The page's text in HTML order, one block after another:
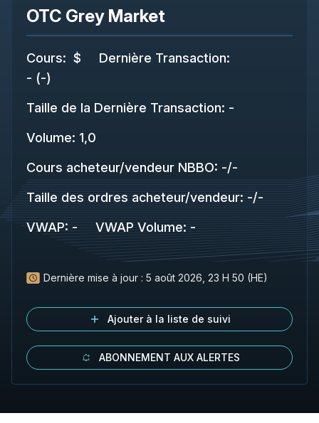
OTC Grey Market
Cours: $
- (-)
Dernière Transaction:
Taille de la Dernière Transaction: -
Volume: 1,0
Cours acheteur/vendeur NBBO: -/-
Taille des ordres acheteur/vendeur: -/-
VWAP: - VWAP Volume: -
Dernière mise à jour : 5 août 2026, 23 H 50 (HE)
Ajouter à la liste de suivi
ABONNEMENT AUX ALERTES